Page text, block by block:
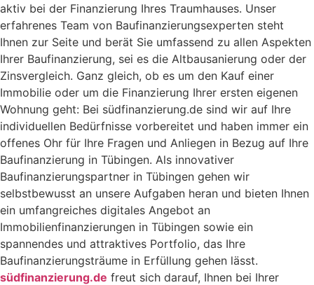
aktiv bei der Finanzierung Ihres Traumhauses. Unser
erfahrenes Team von Baufinanzierungsexperten steht
Ihnen zur Seite und berät Sie umfassend zu allen Aspekten
Ihrer Baufinanzierung, sei es die Altbausanierung oder der
Zinsvergleich. Ganz gleich, ob es um den Kauf einer
Immobilie oder um die Finanzierung Ihrer ersten eigenen
Wohnung geht: Bei südfinanzierung.de sind wir auf Ihre
individuellen Bedürfnisse vorbereitet und haben immer ein
offenes Ohr für Ihre Fragen und Anliegen in Bezug auf Ihre
Baufinanzierung in Tübingen. Als innovativer
Baufinanzierungspartner in Tübingen gehen wir
selbstbewusst an unsere Aufgaben heran und bieten Ihnen
ein umfangreiches digitales Angebot an
Immobilienfinanzierungen in Tübingen sowie ein
spannendes und attraktives Portfolio, das Ihre
Baufinanzierungsträume in Erfüllung gehen lässt.
südfinanzierung.de freut sich darauf, Ihnen bei Ihrer